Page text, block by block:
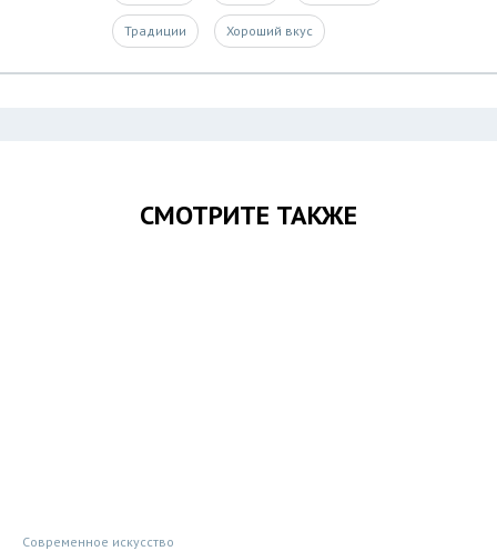
Традиции Хороший вкус
СМОТРИТЕ ТАКЖЕ
Современное искусство